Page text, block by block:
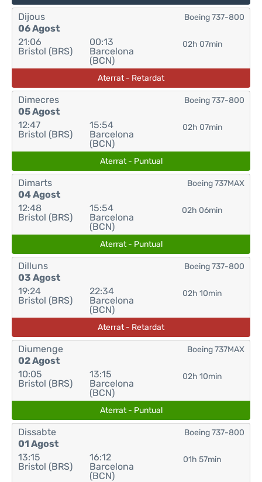
Dijous
06 Agost
21:06
Bristol (BRS)
00:13
Barcelona
(BCN)
02h 07min
Boeing 737-800
Aterrat - Retardat
Dimecres
05 Agost
12:47
Bristol (BRS)
15:54
Barcelona
(BCN)
02h 07min
Boeing 737-800
Aterrat - Puntual
Dimarts
04 Agost
12:48
Bristol (BRS)
15:54
Barcelona
(BCN)
02h 06min
Boeing 737MAX
Aterrat - Puntual
Dilluns
03 Agost
19:24
Bristol (BRS)
22:34
Barcelona
(BCN)
02h 10min
Boeing 737-800
Aterrat - Retardat
Diumenge
02 Agost
10:05
Bristol (BRS)
13:15
Barcelona
(BCN)
02h 10min
Boeing 737MAX
Aterrat - Puntual
Dissabte
01 Agost
13:15
Bristol (BRS)
16:12
Barcelona
(BCN)
01h 57min
Boeing 737-800